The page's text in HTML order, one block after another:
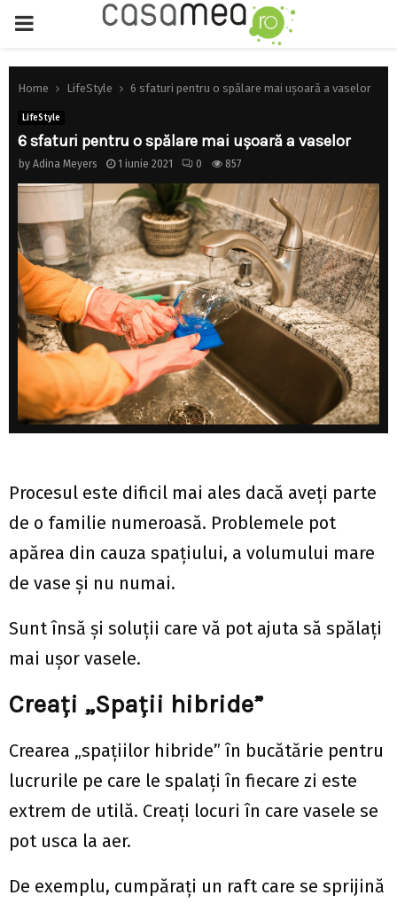
PRIMARY
MENU
Home LifeStyle 6 sfaturi pentru o spălare mai ușoară a vaselor
LifeStyle
6 sfaturi pentru o spălare mai ușoară a vaselor
by Adina Meyers 1 iunie 2021 0 857
Procesul este dificil mai ales dacă aveți parte
de o familie numeroasă. Problemele pot
apărea din cauza spațiului, a volumului mare
de vase și nu numai.
Sunt însă și soluții care vă pot ajuta să spălați
mai ușor vasele.
Creați „Spații hibride”
Crearea „spațiilor hibride” în bucătărie pentru
lucrurile pe care le spalați în fiecare zi este
extrem de utilă. Creați locuri în care vasele se
pot usca la aer.
De exemplu, cumpărați un raft care se sprijină